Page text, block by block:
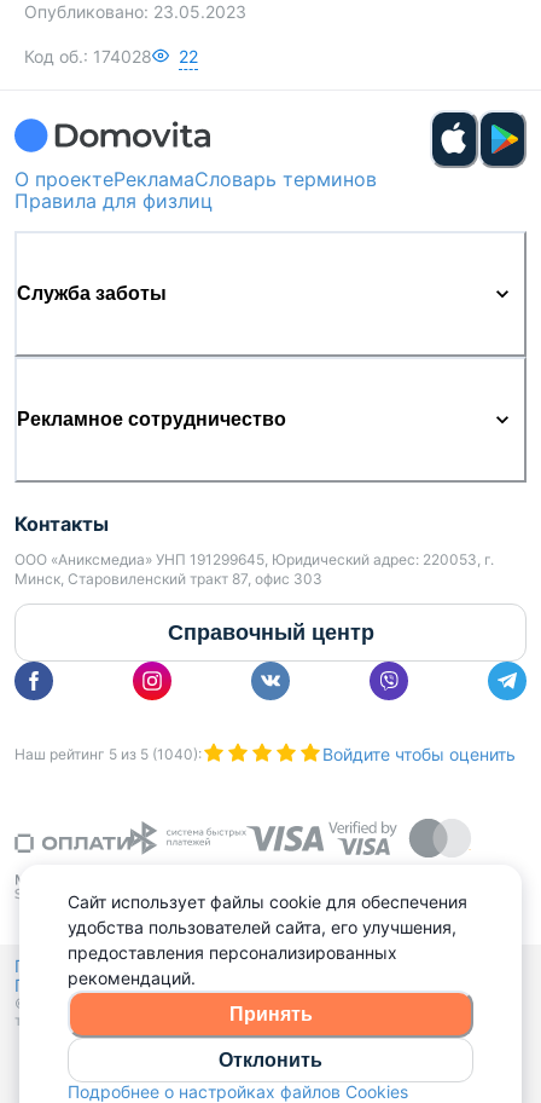
Опубликовано: 23.05.2023
Код об.: 174028 22
О проектеРекламаСловарь терминов
Правила для физлиц
Служба заботы
Рекламное сотрудничество
Контакты
ООО «Аниксмедиа» УНП 191299645, Юридический адрес: 220053, г.
Минск, Старовиленский тракт 87, офис 303
Справочный центр
Наш рейтинг 5 из 5 (1040): Войдите чтобы оценить
Политика конфиденциальности,
Политика обработки файлов куки
© 2015 - 2026, Domovita.by. Копирование материалов допускается
только при наличии активной ссылки.
Сайт использует файлы cookie для обеспечения
удобства пользователей сайта, его улучшения,
предоставления персонализированных
рекомендаций.
Принять
Отклонить
Подробнее о настройках файлов Cookies